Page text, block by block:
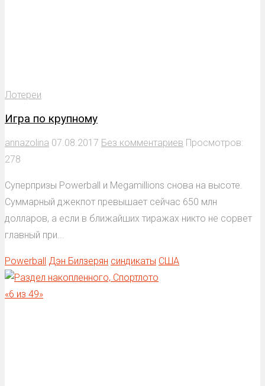
Лотереи
Игра по крупному
annazolina 07.08.2017 Без комментариев Просмотров:
278
Суперпризы Powerball и Megamillions снова на высоте.
Суммарный джекпот превышает сейчас 650 млн
долларов, а если в ближайших тиражах никто не сорвет
главный при...
Powerball Дэн Билзерян синдикаты США